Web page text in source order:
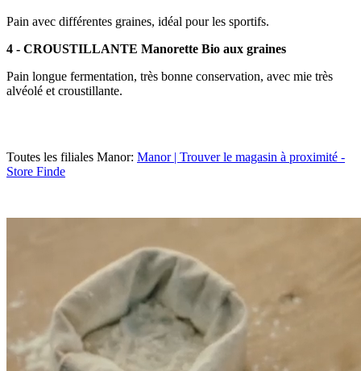
Pain avec différentes graines, idéal pour les sportifs.
4 - CROUSTILLANTE Manorette Bio aux graines
Pain longue fermentation, très bonne conservation, avec mie très
alvéolé et croustillante.
Toutes les filiales Manor: Manor | Trouver le magasin à proximité -
Store Finde